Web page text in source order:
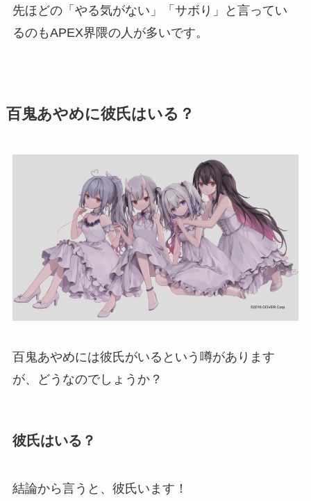
先ほどの「やる気がない」「サボり」と言ってい
るのもAPEX界隈の人が多いです。
百鬼あやめに彼氏はいる？
百鬼あやめには彼氏がいるという噂があります
が、どうなのでしょうか？
彼氏はいる？
結論から言うと、彼氏います！